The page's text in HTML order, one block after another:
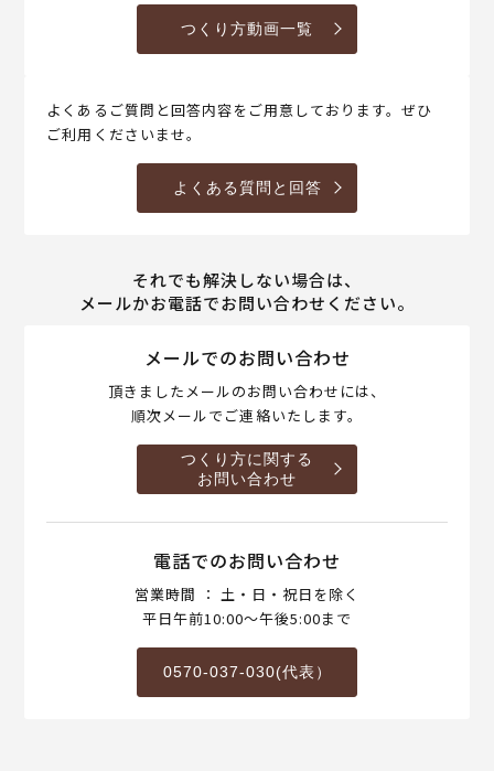
つくり方動画一覧
よくあるご質問と回答内容をご用意しております。ぜひ
ご利用くださいませ。
よくある質問と回答
それでも解決しない場合は、
メールかお電話でお問い合わせください。
メールでのお問い合わせ
頂きましたメールのお問い合わせには、
順次メールでご連絡いたします。
つくり方に関する
お問い合わせ
電話でのお問い合わせ
営業時間 ： 土・日・祝日を除く
平日午前10:00～午後5:00まで
0570-037-030(代表）